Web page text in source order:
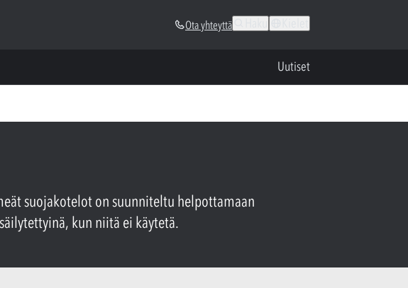
Ota yhteyttä
Uutiset
suojakotelot on suunniteltu helpottamaan
kun niitä ei käytetä.